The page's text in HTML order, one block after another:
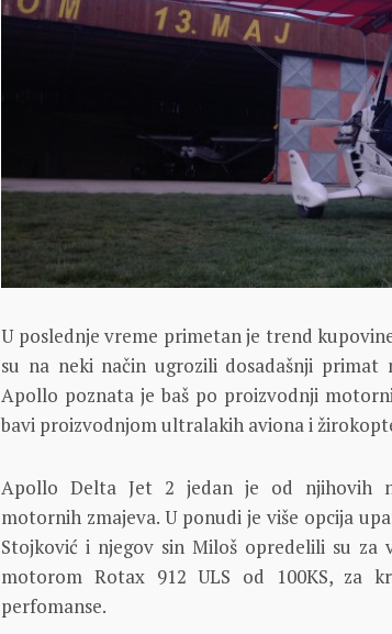
U poslednje vreme primetan je trend
su na neki način ugrozili dosadašnji primat
Apollo poznata je baš po proizvodnji
bavi proizvodnjom ultralakih aviona i
Apollo Delta Jet 2 jedan je od njihovih
motornih zmajeva. U ponudi je više opcija
Stojković i njegov sin Miloš opredelili su za
motorom Rotax 912 ULS od 100KS, za
perfomanse.